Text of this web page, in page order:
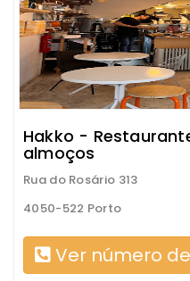
Hakko -
almoços
Rua do Rosário 313
4050-522 Porto
Ver número